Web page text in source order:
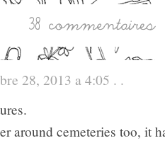
28, 2013 a 4:05 . .
around cemeteries too, it